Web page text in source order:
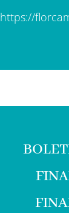
https://